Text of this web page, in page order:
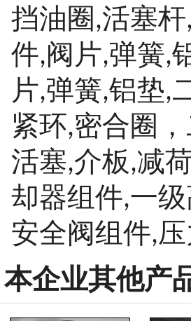
挡油圈 ,活塞杆,
件,阀片,弹簧,
片,弹簧,铝垫,
紧环,密合圈
活塞,介板,减
却器组件,一
安全阀组件,
本企业其他产